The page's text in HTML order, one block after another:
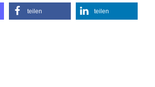
teilen teilen